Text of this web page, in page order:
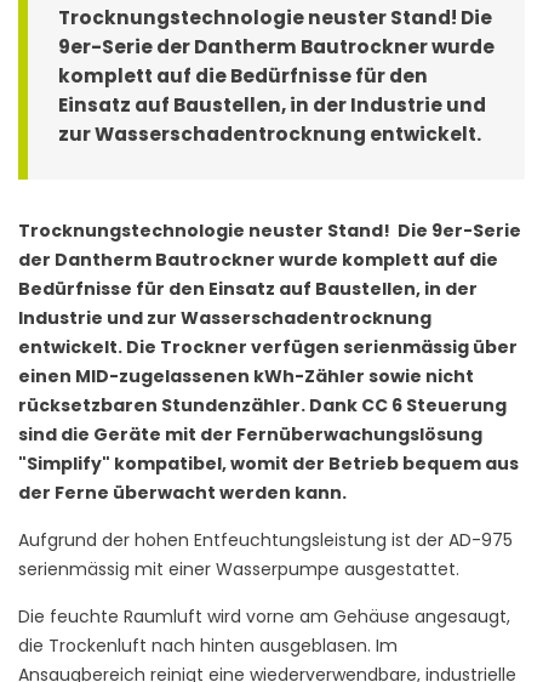
Trocknungstechnologie neuster Stand! Die
9er-Serie der Dantherm Bautrockner wurde
komplett auf die Bedürfnisse für den
Einsatz auf Baustellen, in der Industrie und
zur Wasserschadentrocknung entwickelt.
Trocknungstechnologie neuster Stand! Die 9er-Serie
der Dantherm Bautrockner wurde komplett auf die
Bedürfnisse für den Einsatz auf Baustellen, in der
Industrie und zur Wasserschadentrocknung
entwickelt. Die Trockner verfügen serienmässig über
einen MID-zugelassenen kWh-Zähler sowie nicht
rücksetzbaren Stundenzähler. Dank CC 6 Steuerung
sind die Geräte mit der Fernüberwachungslösung
"Simplify" kompatibel, womit der Betrieb bequem aus
der Ferne überwacht werden kann.
Aufgrund der hohen Entfeuchtungsleistung ist der AD-975
serienmässig mit einer Wasserpumpe ausgestattet.
Die feuchte Raumluft wird vorne am Gehäuse angesaugt,
die Trockenluft nach hinten ausgeblasen. Im
Ansaugbereich reinigt eine wiederverwendbare, industrielle